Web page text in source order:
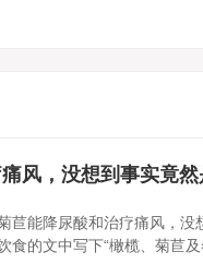
风，没想到事实竟
苣能降尿酸和治疗痛风，
食的文中写下“橄榄、菊苣